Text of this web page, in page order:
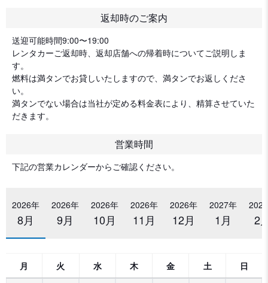
返却時のご案内
送迎可能時間9:00〜19:00
レンタカーご返却時、返却店舗への帰着時についてご説明しま
す。
燃料は満タンでお貸しいたしますので、満タンでお返しくださ
い。
満タンでない場合は当社が定める料金表により、精算させていた
だきます。
営業時間
下記の営業カレンダーからご確認ください。
2026年
8月
2026年
9月
2026年
10月
2026年
11月
2026年
12月
2027年
1月 2
月 火 水 木 金 土 日